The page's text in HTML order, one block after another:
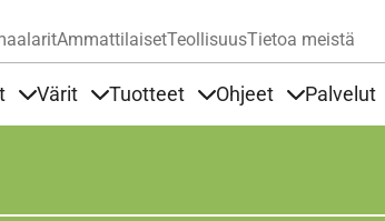
AmmattilaisetTeollisuusTietoa meistä
Värit Tuotteet Ohjeet Palvelut